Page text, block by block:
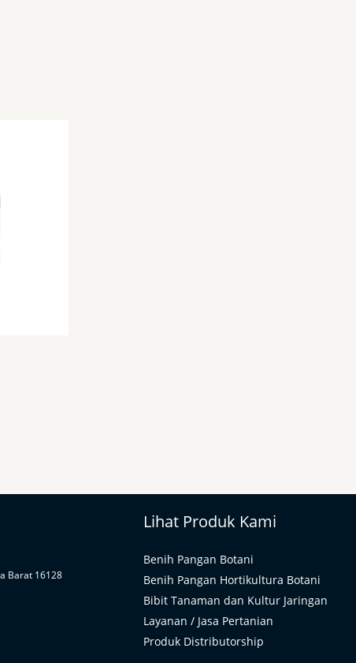
Barat 16128
Lihat Produk Kami
Benih Pangan Botani
Benih Pangan Hortikultura Botani
Bibit Tanaman dan Kultur Jaringan
Layanan / Jasa Pertanian
Produk Distributorship